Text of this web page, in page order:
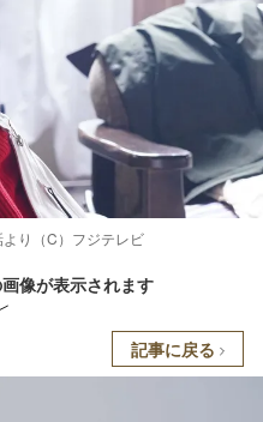
り（C）フジテレビ
像が表示されます
記事に戻る